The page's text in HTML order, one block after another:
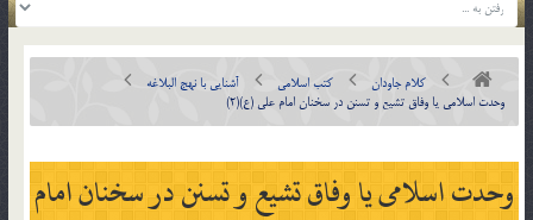
کلام جاودان کتب اسلامی
آشنایی با نهج البلاغه
وحدت اسلامی یا وفاق تشیع و تسنن در سخنان امام علی (ع)(2)
وحدت اسلامی یا وفاق تشیع و تسنن در سخنان امام